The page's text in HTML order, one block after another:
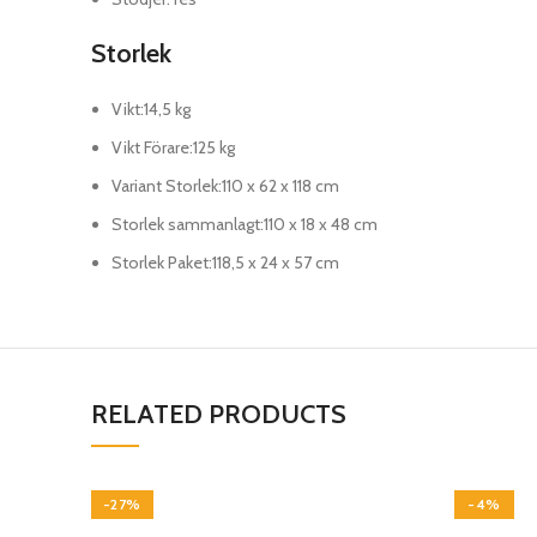
Storlek
Vikt:14,5 kg
Vikt Förare:125 kg
Variant Storlek:110 x 62 x 118 cm
Storlek sammanlagt:110 x 18 x 48 cm
Storlek Paket:118,5 x 24 x 57 cm
RELATED PRODUCTS
-27% -4%